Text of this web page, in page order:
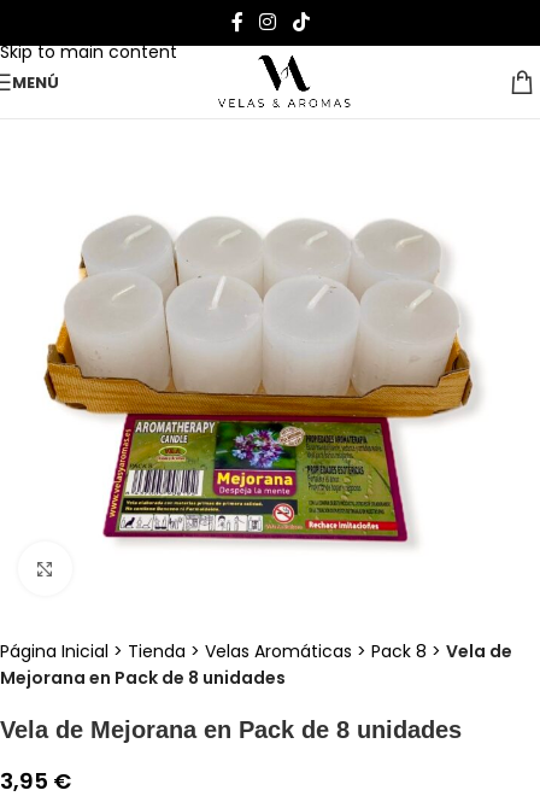
Skip to main content
MENÚ
Página Inicial > Tienda > Velas Aromáticas > Pack 8 > Vela de
Mejorana en Pack de 8 unidades
Vela de Mejorana en Pack de 8 unidades
3,95 €